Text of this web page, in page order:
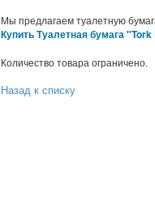
Мы предлагаем туалетную
Купить Туалетная бумага
Количество товара ограничено.
Назад к списку